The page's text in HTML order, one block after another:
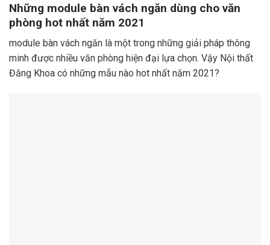
Những module bàn vách ngăn dùng cho văn
phòng hot nhất năm 2021
module bàn vách ngăn là một trong những giải pháp thông
minh được nhiều văn phòng hiện đại lựa chọn. Vậy Nội thất
Đăng Khoa có những mẫu nào hot nhất năm 2021?